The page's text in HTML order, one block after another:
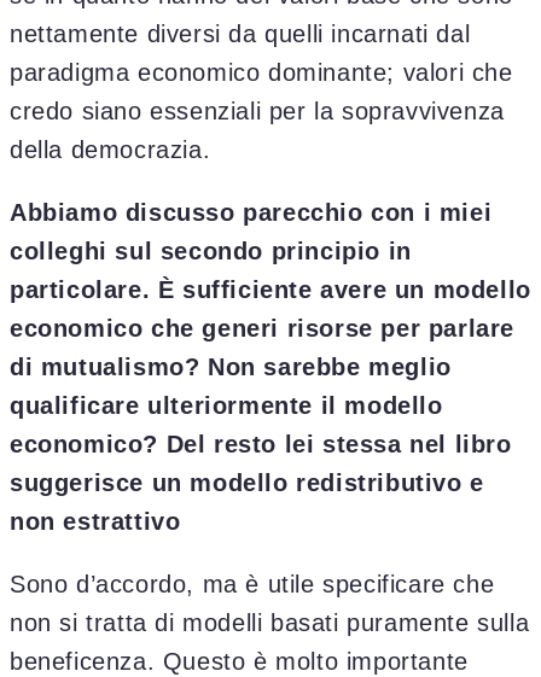
nettamente diversi da quelli incarnati dal
paradigma economico dominante; valori che
credo siano essenziali per la sopravvivenza
della democrazia.
Abbiamo discusso parecchio con i miei
colleghi sul secondo principio in
particolare. È sufficiente avere un modello
economico che generi risorse per parlare
di mutualismo? Non sarebbe meglio
qualificare ulteriormente il modello
economico? Del resto lei stessa nel libro
suggerisce un modello redistributivo e
non estrattivo
Sono d’accordo, ma è utile specificare che
non si tratta di modelli basati puramente sulla
beneficenza. Questo è molto importante